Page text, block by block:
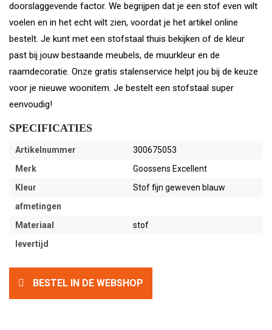
doorslaggevende factor. We begrijpen dat je een stof even wilt
voelen en in het echt wilt zien, voordat je het artikel online
bestelt. Je kunt met een stofstaal thuis bekijken of de kleur
past bij jouw bestaande meubels, de muurkleur en de
raamdecoratie. Onze gratis stalenservice helpt jou bij de keuze
voor je nieuwe woonitem. Je bestelt een stofstaal super
eenvoudig!
SPECIFICATIES
Artikelnummer
300675053
Merk
Goossens Excellent
Kleur
Stof fijn geweven blauw
afmetingen
Materiaal
stof
levertijd
BESTEL IN DE WEBSHOP